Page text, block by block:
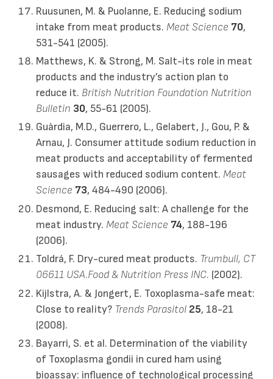
Ruusunen, M. & Puolanne, E. Reducing sodium
intake from meat products. Meat Science 70,
531-541 (2005).
Matthews, K. & Strong, M. Salt-its role in meat
products and the industry’s action plan to
reduce it. British Nutrition Foundation Nutrition
Bulletin 30, 55-61 (2005).
Guàrdia, M.D., Guerrero, L., Gelabert, J., Gou, P. &
Arnau, J. Consumer attitude sodium reduction in
meat products and acceptability of fermented
sausages with reduced sodium content. Meat
Science 73, 484-490 (2006).
Desmond, E. Reducing salt: A challenge for the
meat industry. Meat Science 74, 188-196
(2006).
Toldrá, F. Dry-cured meat products. Trumbull, CT
06611 USA.Food & Nutrition Press INC. (2002).
Kijlstra, A. & Jongert, E. Toxoplasma-safe meat:
Close to reality? Trends Parasitol 25, 18-21
(2008).
Bayarri, S. et al. Determination of the viability
of Toxoplasma gondii in cured ham using
bioassay: influence of technological processing